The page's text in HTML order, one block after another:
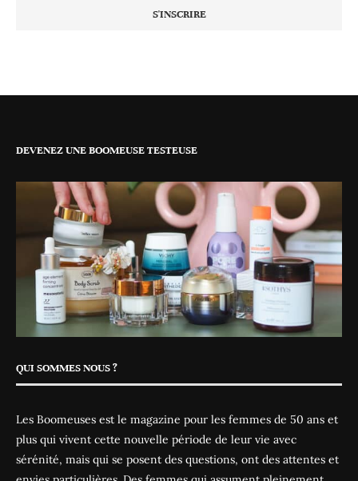
DEVENEZ UNE BOOMEUSE TESTEUSE
QUI SOMMES NOUS ?
Les Boomeuses est le magazine pour les femmes de 50 ans et
plus qui vivent cette nouvelle période de leur vie avec
sérénité, mais qui se posent des questions, ont des attentes et